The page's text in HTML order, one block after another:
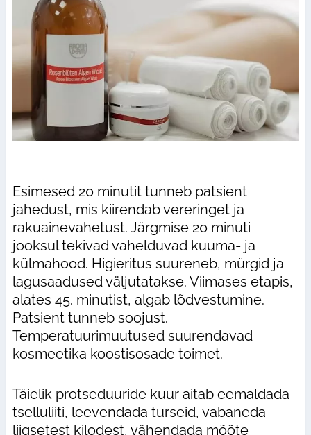
Esimesed 20 minutit tunneb patsient
jahedust, mis kiirendab vereringet ja
rakuainevahetust. Järgmise 20 minuti
jooksul tekivad vahelduvad kuuma- ja
külmahood. Higieritus suureneb, mürgid ja
lagusaadused väljutatakse. Viimases etapis,
alates 45. minutist, algab lõdvestumine.
Patsient tunneb soojust.
Temperatuurimuutused suurendavad
kosmeetika koostisosade toimet.
Täielik protseduuride kuur aitab eemaldada
tselluliiti, leevendada turseid, vabaneda
liigsetest kilodest, vähendada mõõte